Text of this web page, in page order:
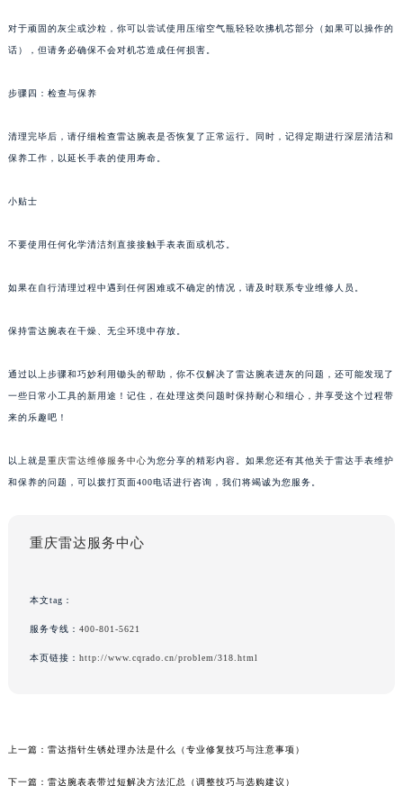
对于顽固的灰尘或沙粒，你可以尝试使用压缩空气瓶轻轻吹拂机芯部分（如果可以操作的
话），但请务必确保不会对机芯造成任何损害。
步骤四：检查与保养
清理完毕后，请仔细检查雷达腕表是否恢复了正常运行。同时，记得定期进行深层清洁和
保养工作，以延长手表的使用寿命。
小贴士
不要使用任何化学清洁剂直接接触手表表面或机芯。
如果在自行清理过程中遇到任何困难或不确定的情况，请及时联系专业维修人员。
保持雷达腕表在干燥、无尘环境中存放。
通过以上步骤和巧妙利用锄头的帮助，你不仅解决了雷达腕表进灰的问题，还可能发现了
一些日常小工具的新用途！记住，在处理这类问题时保持耐心和细心，并享受这个过程带
来的乐趣吧！
以上就是重庆雷达维修服务中心为您分享的精彩内容。如果您还有其他关于雷达手表维护
和保养的问题，可以拨打页面400电话进行咨询，我们将竭诚为您服务。
重庆雷达服务中心
本文tag：
服务专线： 400-801-5621
本页链接： http://www.cqrado.cn/problem/318.html
上一篇： 雷达指针生锈处理办法是什么（专业修复技巧与注意事项）
下一篇： 雷达腕表表带过短解决方法汇总（调整技巧与选购建议）